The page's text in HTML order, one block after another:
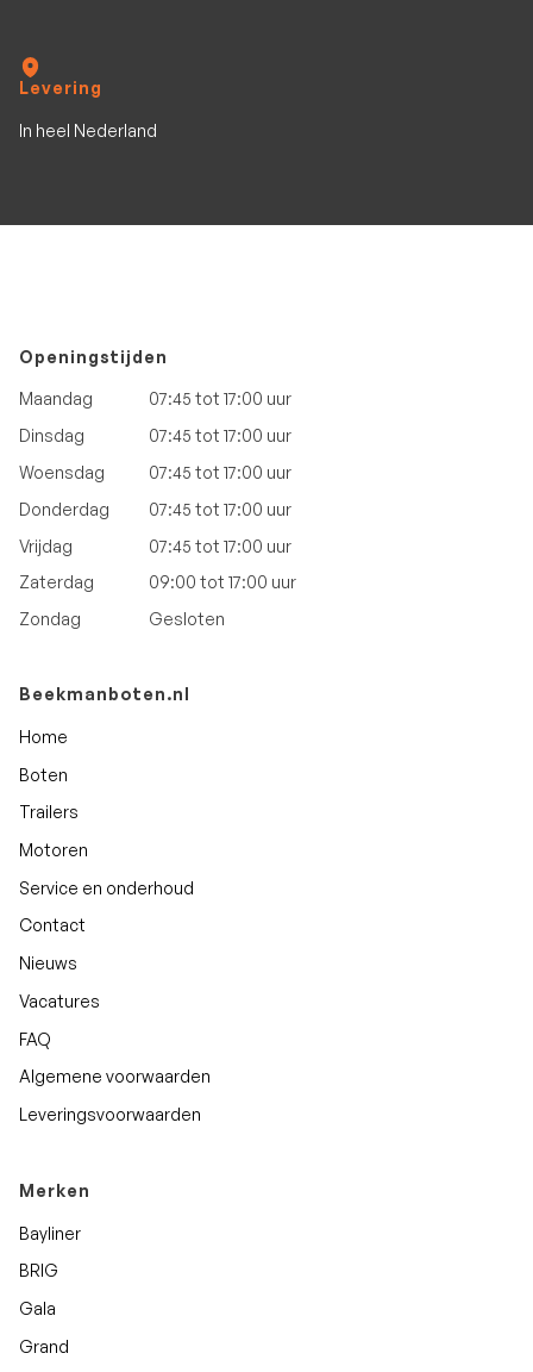
Levering
In heel Nederland
Openingstijden
Maandag
07:45 tot 17:00 uur
Dinsdag
07:45 tot 17:00 uur
Woensdag
07:45 tot 17:00 uur
Donderdag
07:45 tot 17:00 uur
Vrijdag
07:45 tot 17:00 uur
Zaterdag
09:00 tot 17:00 uur
Zondag
Gesloten
Beekmanboten.nl
Home
Boten
Trailers
Motoren
Service en onderhoud
Contact
Nieuws
Vacatures
FAQ
Algemene voorwaarden
Leveringsvoorwaarden
Merken
Bayliner
BRIG
Gala
Grand